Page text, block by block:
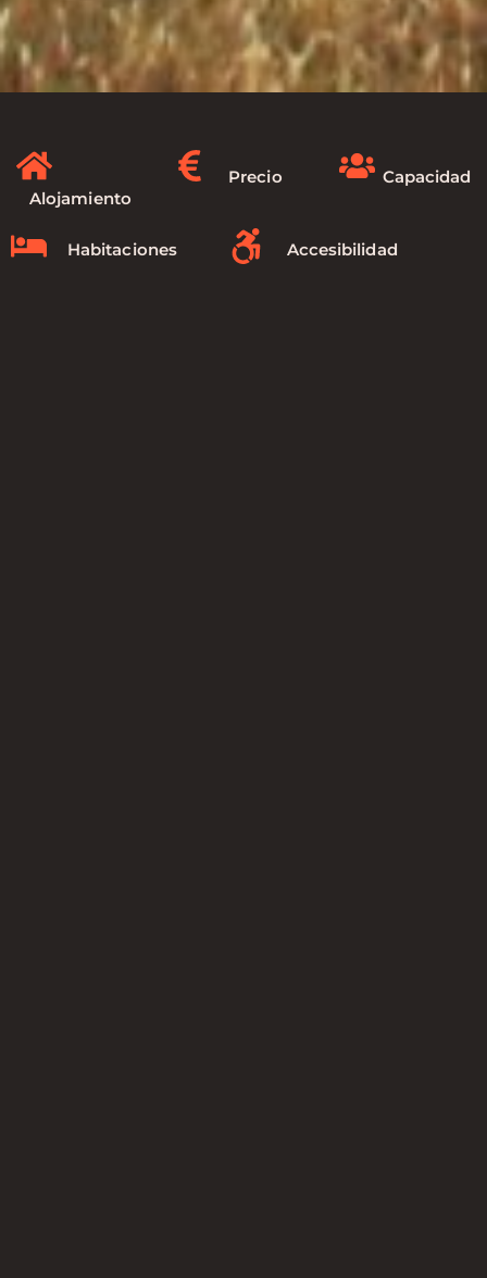
Alojamiento
Precio Capacidad
Habitaciones Accesibilidad